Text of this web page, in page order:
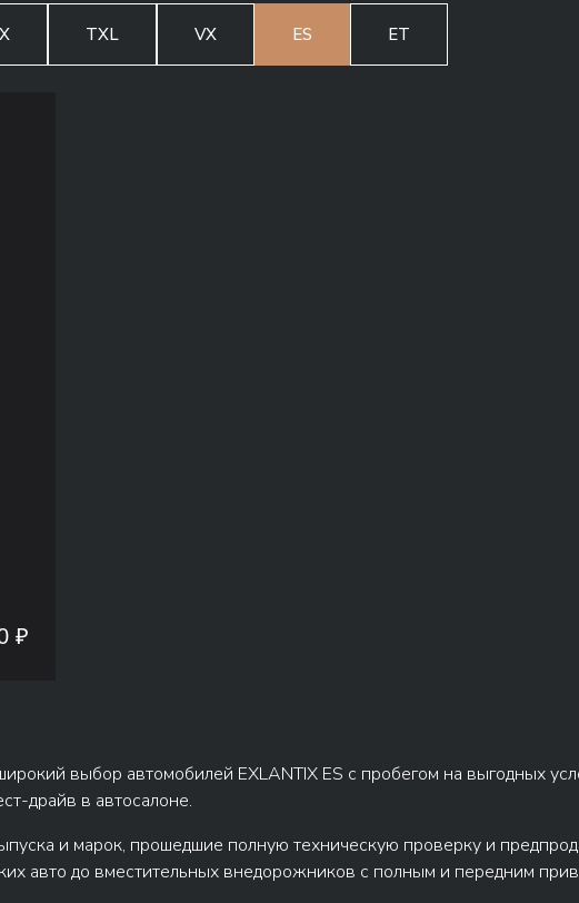
TXL VX ES ET
₽
выбор автомобилей EXLANTIX ES с пробегом на выгодных
драйв в автосалоне.
и марок, прошедшие полную техническую проверку и
авто до вместительных внедорожников с полным и передним